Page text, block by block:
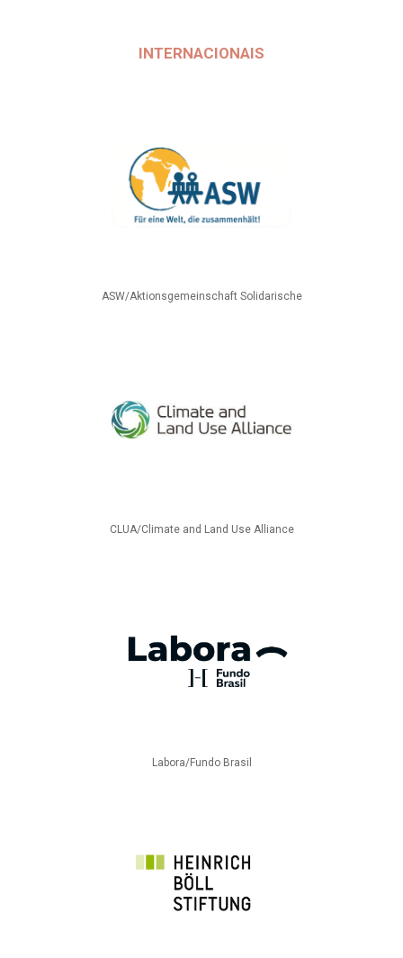
INTERNACIONAIS
ASW/Aktionsgemeinschaft Solidarische
CLUA/Climate and Land Use Alliance
Labora/Fundo Brasil